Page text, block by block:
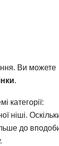
Ви можете
.
категорії:
ніші.
до